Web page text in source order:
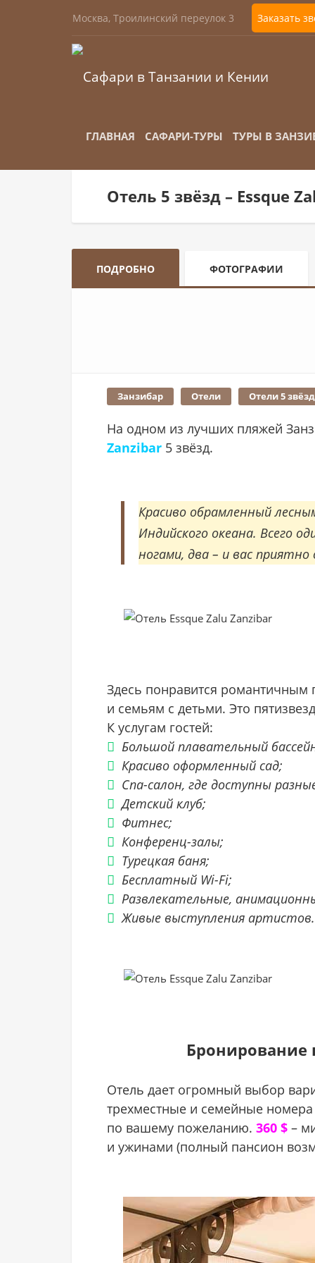
Москва, Троилинский переулок 3 Заказать
ГЛАВНАЯ САФАРИ-ТУРЫ ТУРЫ В
Отель 5 звёзд – Essque
ПОДРОБНО ФОТОГРАФИИ
Занзибар Отели Отели 5
На одном из лучших пляжей
Zanzibar 5 звёзд.
Красиво обрамленный
Индийского океана. Всего
ногами, два – и вас
Здесь понравится
и семьям с детьми. Это
К услугам гостей:
Большой плавательный
Красиво оформленный сад;
Спа-салон, где доступны
Детский клуб;
Фитнес;
Конференц-залы;
Турецкая баня;
Бесплатный Wi-Fi;
Развлекательные,
Живые выступления артистов.
Отель дает огромный выбор
трехместные и семейные
по вашему пожеланию. 360 $ –
и ужинами (полный пансион